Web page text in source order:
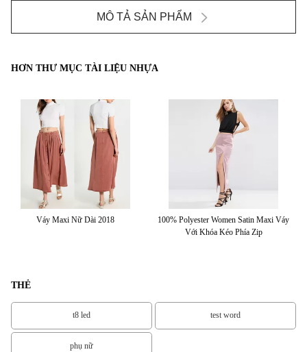
MÔ TẢ SẢN PHẨM
HƠN THƯ MỤC TÀI LIỆU NHỰA
Bán Buôn Váy Ngắn Nữ Mới Nhất Váy Mùa Hè Chia Bút Chì Cho Quý Cô
THẺ
t8 led test word
phụ nữ